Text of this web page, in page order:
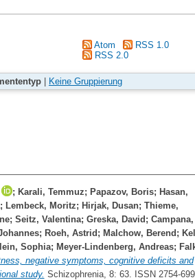
Atom
RSS 1.0
RSS 2.0
Keine Gruppierung
; Karali, Temmuz; Papazov, Boris; Hasan,
; Lembeck, Moritz; Hirjak, Dusan; Thieme,
; Seitz, Valentina; Greska, David ; Campana,
; Roeh, Astrid ; Malchow, Berend ;
Sophia; Meyer-Lindenberg, Andreas;
negative symptoms, cognitive deficits and
study. Schizophrenia, 8: 63. ISSN 2754-